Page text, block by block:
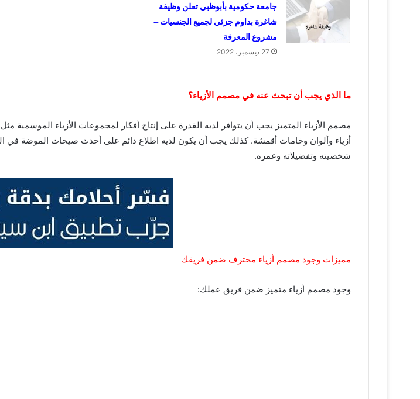
جامعة حكومية بأبوظبي تعلن وظيفة
شاغرة بداوم جزئي لجميع الجنسيات –
مشروع المعرفة
27 ديسمبر، 2022
ما الذي يجب أن تبحث عنه في مصمم الأزياء؟
مصمم الأزياء المتميز يجب أن يتوافر لديه القدرة على إنتاج أفكار لمجموعات الأزياء الموسمية
أزياء وألوان وخامات أقمشة. كذلك يجب أن يكون لديه اطلاع دائم على أحدث صيحات الموضة في
شخصيته وتفضيلاته وعمره.
مميزات وجود مصمم أزياء محترف ضمن فريقك
وجود مصمم أزياء متميز ضمن فريق عملك: